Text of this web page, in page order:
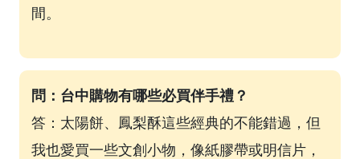
間。
問：台中購物有哪些必買伴手禮？
答：太陽餅、鳳梨酥這些經典的不能錯過，但
我也愛買一些文創小物，像紙膠帶或明信片，